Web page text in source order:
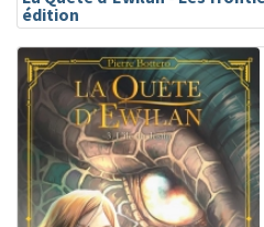
édition